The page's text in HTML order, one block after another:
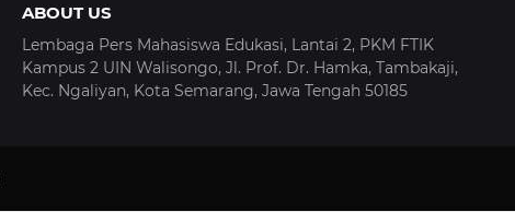
ABOUT US
Lembaga Pers Mahasiswa Edukasi, Lantai 2, PKM FTIK
Kampus 2 UIN Walisongo, Jl. Prof. Dr. Hamka, Tambakaji,
Kec. Ngaliyan, Kota Semarang, Jawa Tengah 50185